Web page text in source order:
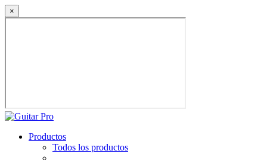
×
Productos
Todos los productos